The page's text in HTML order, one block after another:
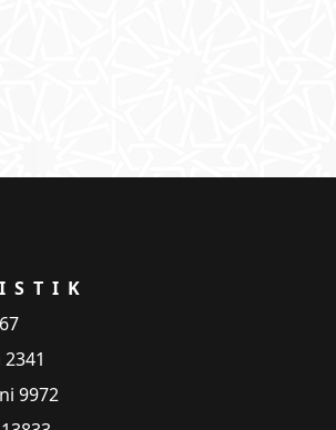
2341
9972